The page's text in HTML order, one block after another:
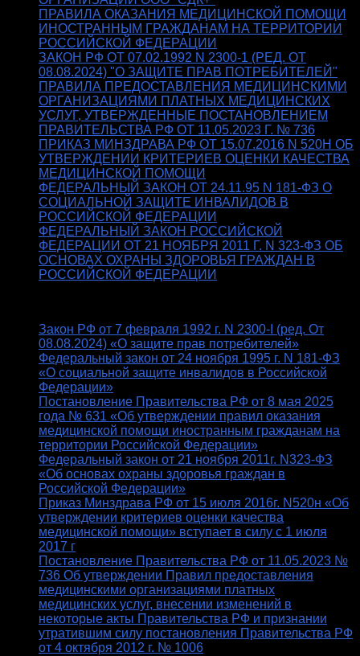
ПРАВИЛА ОКАЗАНИЯ МЕДИЦИНСКОЙ ПОМОЩИ
ИНОСТРАННЫМ ГРАЖДАНАМ НА ТЕРРИТОРИИ
РОССИЙСКОЙ ФЕДЕРАЦИИ
ЗАКОН РФ ОТ 07.02.1992 N 2300-1 (РЕД. ОТ
08.08.2024) "О ЗАЩИТЕ ПРАВ ПОТРЕБИТЕЛЕЙ"
ПРАВИЛА ПРЕДОСТАВЛЕНИЯ МЕДИЦИНСКИМИ
ОРГАНИЗАЦИЯМИ ПЛАТНЫХ МЕДИЦИНСКИХ
УСЛУГ, УТВЕРЖДЕННЫЕ ПОСТАНОВЛЕНИЕМ
ПРАВИТЕЛЬСТВА РФ ОТ 11.05.2023 Г. № 736
ПРИКАЗ МИНЗДРАВА РФ ОТ 15.07.2016 N 520Н ОБ
УТВЕРЖДЕНИИ КРИТЕРИЕВ ОЦЕНКИ КАЧЕСТВА
МЕДИЦИНСКОЙ ПОМОЩИ
ФЕДЕРАЛЬНЫЙ ЗАКОН ОТ 24.11.95 N 181-ФЗ О
СОЦИАЛЬНОЙ ЗАЩИТЕ ИНВАЛИДОВ В
РОССИЙСКОЙ ФЕДЕРАЦИИ
ФЕДЕРАЛЬНЫЙ ЗАКОН РОССИЙСКОЙ
ФЕДЕРАЦИИ ОТ 21 НОЯБРЯ 2011 Г. N 323-ФЗ ОБ
ОСНОВАХ ОХРАНЫ ЗДОРОВЬЯ ГРАЖДАН В
РОССИЙСКОЙ ФЕДЕРАЦИИ
Закон РФ от 7 февраля 1992 г. N 2300-I (ред. От
08.08.2024) «О защите прав потребителей»
Федеральный закон от 24 ноября 1995 г. N 181-ФЗ
«О социальной защите инвалидов в Российской
Федерации»
Постановление Правительства РФ от 8 мая 2025
года № 631 «Об утверждении правил оказания
медицинской помощи иностранным гражданам на
территории Российской Федерации»
Федеральный закон от 21 ноября 2011г. N323-ФЗ
«Об основах охраны здоровья граждан в
Российской Федерации»
Приказ Минздрава РФ от 15 июля 2016г. N520н «Об
утверждении критериев оценки качества
медицинской помощи» вступает в силу с 1 июля
2017 г
Постановление Правительства РФ от 11.05.2023 №
736 Об утверждении Правил предоставления
медицинскими организациями платных
медицинских услуг, внесении изменений в
некоторые акты Правительства РФ и признании
утратившим силу постановления Правительства РФ
от 4 октября 2012 г. № 1006